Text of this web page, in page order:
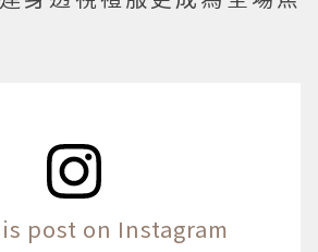
post on Instagram